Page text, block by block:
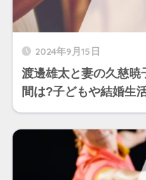
2024年9月15日
渡邊雄太と妻の久慈暁
間は?子どもや結婚生